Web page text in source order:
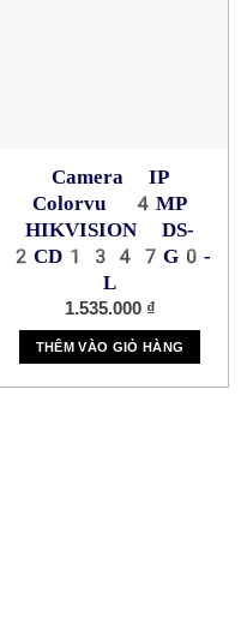
Camera IP
Colorvu 4MP
HIKVISION DS-
2CD1347G0-
L
1.535.000 ₫
THÊM VÀO GIỎ HÀNG